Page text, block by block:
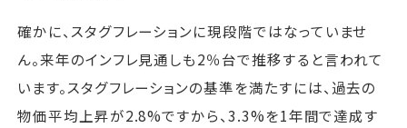
確かに、スタグフレーションに現段階ではなっていませ
ん。来年のインフレ見通しも2％台で推移すると言われて
います。スタグフレーションの基準を満たすには、過去の
物価平均上昇が2.8%ですから、3.3%を1年間で達成す